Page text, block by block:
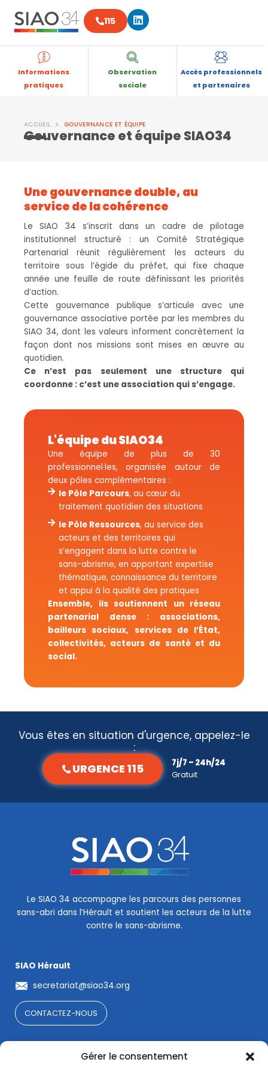
Gérer le consentement
contenu
115 Linkedin
Informations
pratiques
Observation
sociale
Accès professionnels
et partenaires
ACCUEIL GOUVERNANCE ET ÉQUIPE
Gouvernance et équipe SIAO34
Une gouvernance double, au
service de la cohérence
Le SIAO 34 s’inscrit dans un cadre de pilotage
institutionnel structuré : un Comité Stratégique
Partenarial réunit régulièrement les acteurs du
territoire sous l’égide du préfet, qui fixe chaque
année une feuille de route définissant les priorités
d’action.
Cette gouvernance publique s’articule avec une
gouvernance associative portée par les membres du
SIAO 34, dont les valeurs informent concrètement la
façon dont nos missions sont mises en œuvre au
quotidien.
Ce n’est pas seulement une structure qui
coordonne : c’est une association qui s’engage.
L'équipe du SIAO34
Une équipe de plus de 30
professionnel·les, organisée autour de
deux pôles complémentaires :
le Pôle Parcours, au cœur du
traitement quotidien des situations
le Pôle Ressources, au service des
acteurs et des territoires qui
s’engagent dans la lutte contre le
sans-abrisme, en apportant expertise
thématique, connaissance du territoire
et appui à la qualité des pratiques
Ensemble, ils soutiennent un réseau
partenarial dense : associations,
bailleurs sociaux, services de l’État,
collectivités, acteurs de santé et du
social.
Vous êtes en situation d'urgence, appelez-le
:
URGENCE 115
7j/7 – 24h/24
Gratuit
Le SIAO 34 accompagne les parcours des personnes
sans-abri dans l’Hérault et soutient les acteurs de la lutte
contre le sans-abrisme.
SIAO Hérault
secretariat@siao34.org
CONTACTEZ-NOUS